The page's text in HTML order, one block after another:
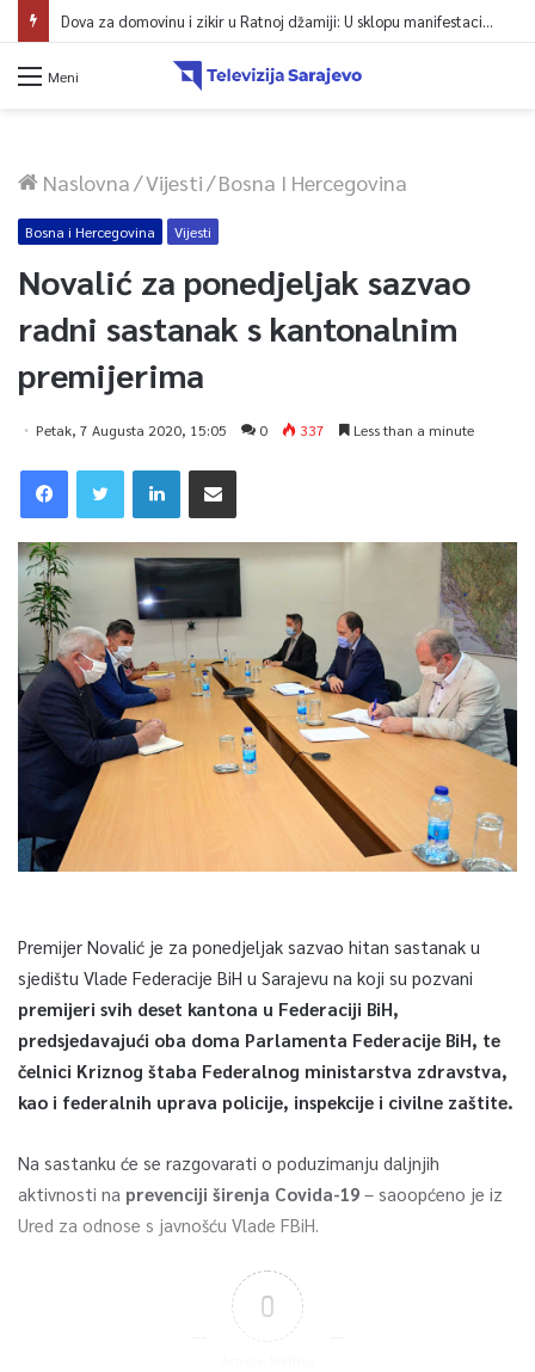
Dova za domovinu i zikir u Ratnoj džamiji: U sklopu manifestacije „Odbrana BiH – Igman 2026“ odana počast herojima
Meni
Naslovna/Vijesti/Bosna I Hercegovina
Bosna i Hercegovina Vijesti
Novalić za ponedjeljak sazvao
radni sastanak s kantonalnim
premijerima
Petak, 7 Augusta 2020, 15:05 0 337 Less than a minute
Premijer Novalić je za ponedjeljak sazvao hitan sastanak u
sjedištu Vlade Federacije BiH u Sarajevu na koji su pozvani
premijeri svih deset kantona u Federaciji BiH,
predsjedavajući oba doma Parlamenta Federacije BiH, te
čelnici Kriznog štaba Federalnog ministarstva zdravstva,
kao i federalnih uprava policije, inspekcije i civilne zaštite.
Na sastanku će se razgovarati o poduzimanju daljnjih
aktivnosti na prevenciji širenja Covida-19 – saoopćeno je iz
Ured za odnose s javnošću Vlade FBiH.
0